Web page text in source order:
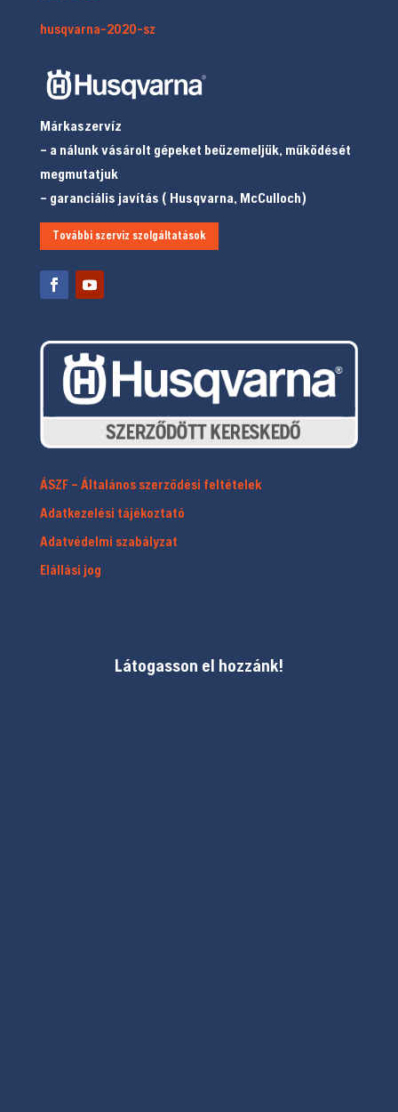
husqvarna-2020-sz
Márkaszervíz
– a nálunk vásárolt gépeket beüzemeljük, működését
megmutatjuk
– garanciális javítás ( Husqvarna, McCulloch)
További szerviz szolgáltatások
ÁSZF – Általános szerződési feltételek
Adatkezelési tájékoztató
Adatvédelmi szabályzat
Elállási jog
Látogasson el hozzánk!